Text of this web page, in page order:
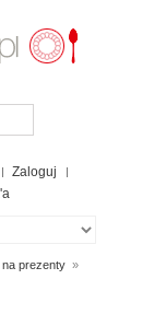
Zaloguj
na prezenty »